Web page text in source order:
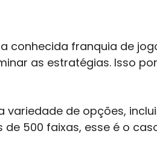
conhecida franquia de
as estratégias. Isso
de opções,
500 faixas, esse é o